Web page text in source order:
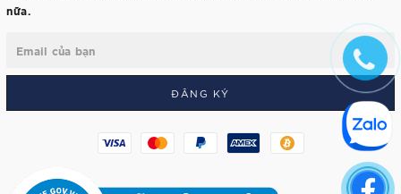
nữa.
ĐĂNG KÝ